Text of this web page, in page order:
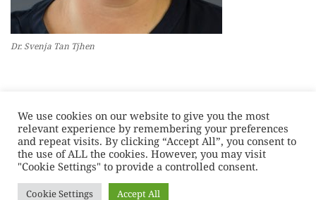
Dr. Svenja Tan Tjhen
We use cookies on our website to give you the most
relevant experience by remembering your preferences
and repeat visits. By clicking “Accept All”, you consent to
the use of ALL the cookies. However, you may visit
"Cookie Settings" to provide a controlled consent.
Cookie Settings Accept All